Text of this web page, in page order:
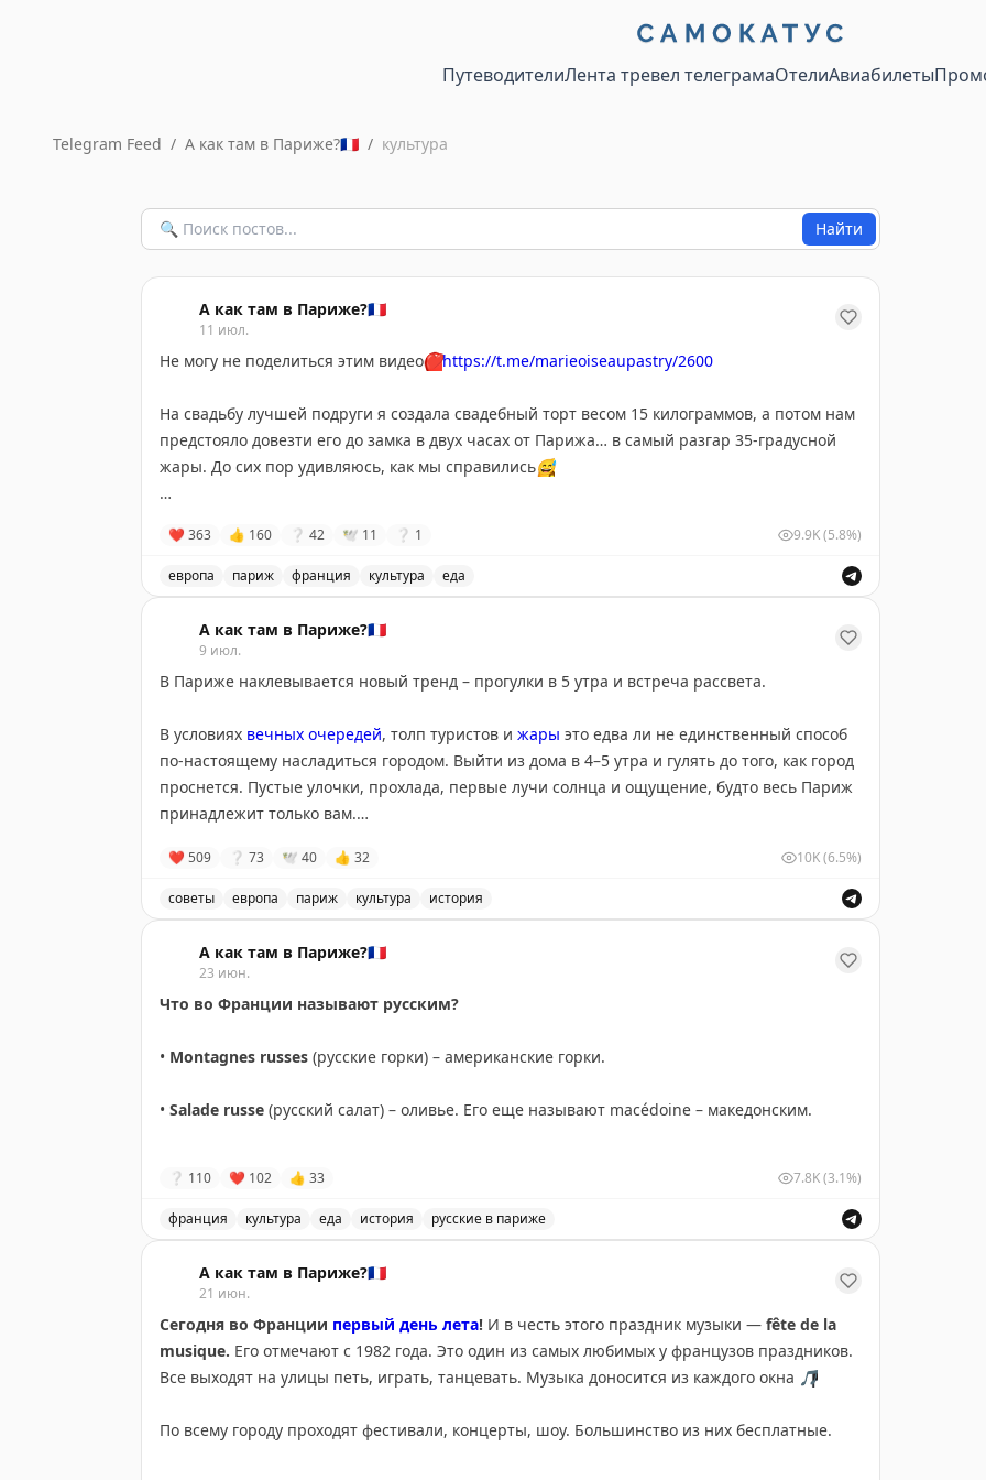
ПутеводителиЛента тревел телеграмаОтелиАвиабилеты
Telegram Feed / А как там в Париже?🇫🇷 / культура
Найти
А как там в Париже?🇫🇷
11 июл.
Не могу не поделиться этим видео❤️https://t.me/marieoiseaupastry/2600
На свадьбу лучшей подруги я создала свадебный торт весом 15 килограммов, а потом нам
предстояло довезти его до замка в двух часах от Парижа… в самый разгар 35-градусной
жары. До сих пор удивляюсь, как мы справились😅
история — лишнее тому подтверждение.
❤ 363 👍 160 ❔ 42 🕊 11 ❔ 1 9.9K(5.8%)
европа париж франция культура еда
А как там в Париже?🇫🇷
9 июл.
В Париже наклевывается новый тренд – прогулки в 5 утра и встреча рассвета.
В условиях вечных очередей, толп туристов и жары это едва ли не единственный способ
по-настоящему насладиться городом. Выйти из дома в 4–5 утра и гулять до того, как город
проснется. Пустые улочки, прохлада, первые лучи солнца и ощущение, будто весь Париж
принадлежит только вам.
Я как гид уже начала практиковать такие прогулки. Берите идею на заметку, особенно
сейчас в жару. В нынешних реалиях это единственный способ увидеть Париж таким,
каким его мечтают застать все.#парижскиелайфхаки
❤ 509 ❔ 73 🕊 40 👍 32 10K(6.5%)
советы европа париж культура история
А как там в Париже?🇫🇷
23 июн.
Что во Франции называют русским?
• Montagnes russes (русские горки) – американские горки.
• Salade russe (русский салат) – оливье. Его еще называют macédoine – македонским.
•Manucure russe– аккуратный обрезнойманикюр
Tresse russeили рулет Бабка, популярный сейчас у хипстеров.
•Cigarettes russes(русские сигареты) – печенье из тонкого теста, свернутое в трубочку.
Считается, что русские в эмиграции в XX веке скручивали сигареты по диагонали, оттуда
пошло название.
•Poupée russe(русская кукла) – матрешка.
❔ 110 ❤ 102 👍 33 7.8K(3.1%)
франция культура еда история русские в париже
А как там в Париже?🇫🇷
21 июн.
Сегодня во Франции первый день лета! И в честь этого праздник музыки — fête de la
musique. Его отмечают с 1982 года. Это один из самых любимых у французов праздников.
Все выходят на улицы петь, играть, танцевать. Музыка доносится из каждого окна 🎵
По всему городу проходят фестивали, концерты, шоу. Большинство из них бесплатные.